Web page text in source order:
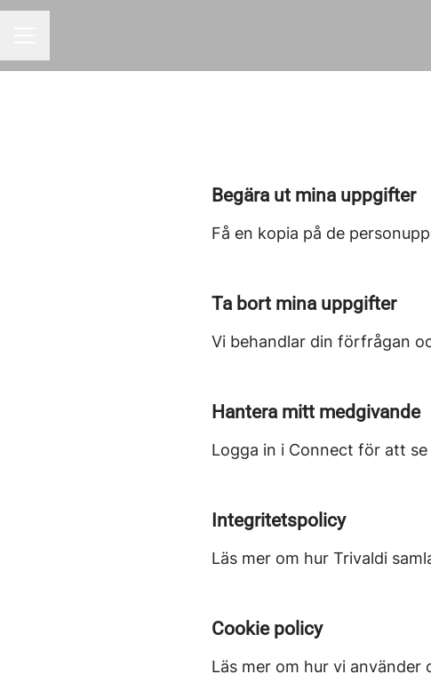
Begära ut mina uppgifter
Få en kopia på de
Ta bort mina uppgifter
Vi behandlar din förfrågan
Hantera mitt medgivande
Logga in i Connect för att
Integritetspolicy
Läs mer om hur Trivaldi
Cookie policy
Läs mer om hur vi